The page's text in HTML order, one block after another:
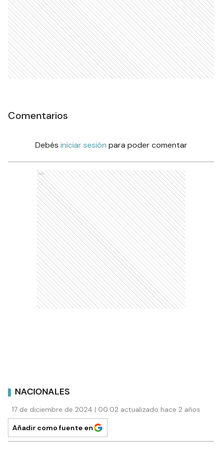
Comentarios
Debés iniciar sesión para poder comentar
Ads
NACIONALES
17 de diciembre de 2024 | 00:02 actualizado hace 2 años
Añadir como fuente en